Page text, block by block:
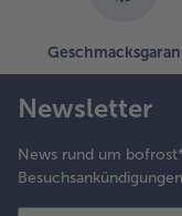
Newsletter
News rund um